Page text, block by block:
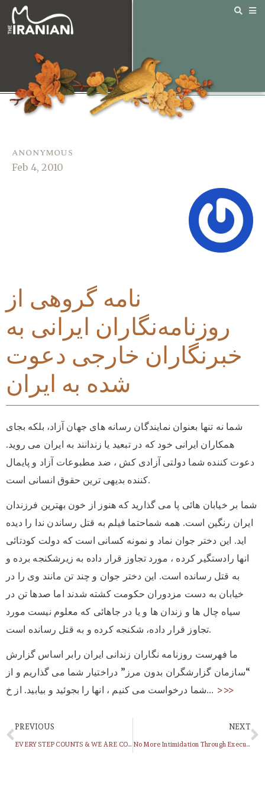
anonymous
Feb 4, 2010
نامه گروهی از
روزنامه‌نگاران ایرانی به
خبرنگاران خارجی دعوت
شده به ایران
شما نه تنها بعنوان نمایندگان رسانه های جهان آزاد، بلکه بجای
همکاران ایرانی خود که در تبعید یا زندانند به ایران می روید.
دعوت کننده شما دولتی آزادی کش ، ضد مطبوعات آزاد و پایمال
کننده بدیهی ترین حقوق انسانی است.
شما بر خیابان هائی پا می گذارید که هنوز از خون بهترین فرزندان
ایران رنگین است. همه شماحتما فیلم به قتل رساندن ندا را دیده
اید. این دختر جوان نماد و نمونه کسانی است که دولت کودتائی
انها رادستگیر کرده ، مورد تجاوز قرار داده به زیرشکنجه برده و
به قتل رسانده است. این دختر جوان و چند تن مانند وی را در
خیابان به دست مزدوران حکومت کشته شدند اما صدها تن در
سیاه چال ها و زندان ها و یا در جاهائی که معلوم نیست مورد
تجاوز قرار داده، شکنجه کرده و به قتل رسانده است.
ما فهرست روزنامه نگاران زندانی ایران رابر اساس گزارش
“سازمان گزارشگران بدون مرز” دراختیار شما می گذاریم و از
شما درخواست می کنیم ، انها را بجوئید و بیابید. از خ… >>>
PREVIOUS
EVERY STEP COUNTS & WE ARE COUNTLESS! V!
NEXT
No More Intimidation Through Execution, Says European Union (EU) To Iran